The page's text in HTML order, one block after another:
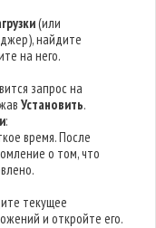
(или
найдите
на него.
запрос на
Установить.
:
время. После
о том, что
текущее
и откройте его.